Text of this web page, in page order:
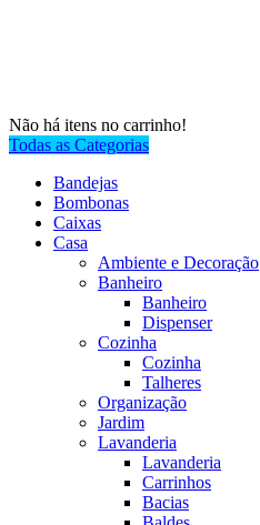
Não há itens no carrinho!
Todas as Categorias
Bandejas
Bombonas
Caixas
Casa
Ambiente e Decoração
Banheiro
Banheiro
Dispenser
Cozinha
Cozinha
Talheres
Organização
Jardim
Lavanderia
Lavanderia
Carrinhos
Bacias